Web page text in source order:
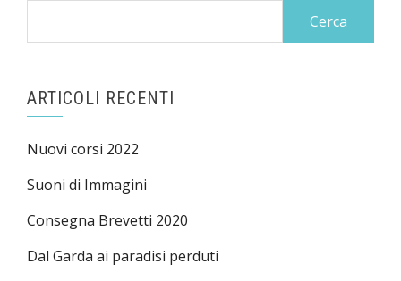
ARTICOLI RECENTI
Nuovi corsi 2022
Suoni di Immagini
Consegna Brevetti 2020
Dal Garda ai paradisi perduti